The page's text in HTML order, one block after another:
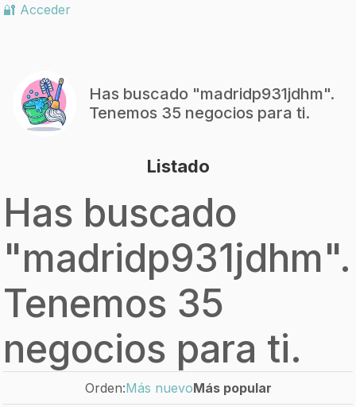
🔐 Acceder
Has buscado "madridp931jdhm".
Tenemos 35 negocios para ti.
Listado
Has buscado
"madridp931jdhm".
Tenemos 35
negocios para ti.
Orden:Más nuevoMás popular